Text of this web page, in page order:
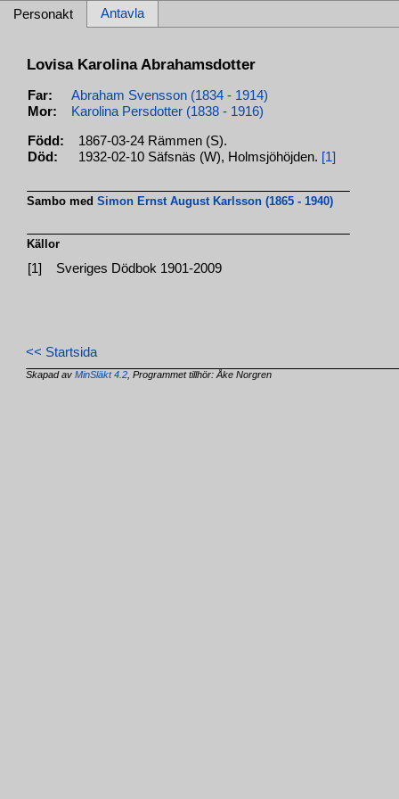
Personakt Antavla
Lovisa Karolina Abrahamsdotter
Far:
Abraham Svensson (1834 - 1914)
Mor:
Karolina Persdotter (1838 - 1916)
Född:
1867-03-24 Rämmen (S).
Död:
1932-02-10 Säfsnäs (W), Holmsjöhöjden. [1]
Sambo medSimon Ernst August Karlsson (1865 - 1940)
Källor
[1] Sveriges Dödbok 1901-2009
<< Startsida
Skapad avMinSläkt 4.2 , Programmet tillhör: Åke Norgren